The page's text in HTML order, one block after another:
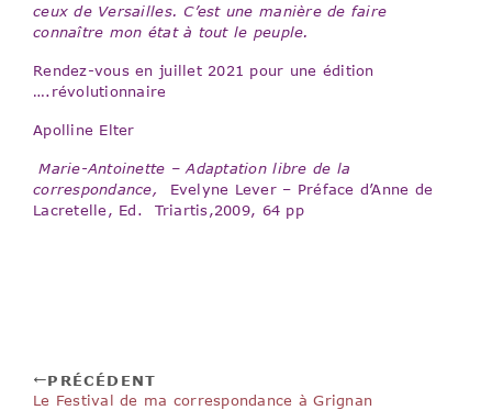
ceux de Versailles. C’est une manière de faire
connaître mon état à tout le peuple.
Rendez-vous en juillet 2021 pour une édition
….révolutionnaire
Apolline Elter
Marie-Antoinette – Adaptation libre de la
correspondance,
Evelyne Lever – Préface d’Anne de
Lacretelle, Ed. Triartis,2009, 64 pp
PRÉCÉDENT
Le Festival de ma correspondance à Grignan